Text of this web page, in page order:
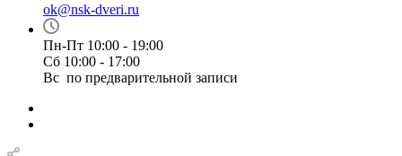
ok@nsk-dveri.ru
Пн-Пт 10:00 - 19:00
Сб 10:00 - 17:00
Вс по предварительной записи